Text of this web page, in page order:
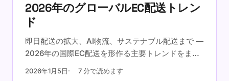
2026年のグローバルEC配送トレン
ド
即日配送の拡大、AI物流、サステナブル配送まで —
2026年の国際EC配送を形作る主要トレンドをまと
めました。
2026年1月5日 7 分で読めます